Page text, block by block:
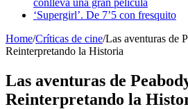
‘Supergirl’. De 7’5 con fresquito
Home/Críticas de cine/Las aventuras de
Reinterpretando la Historia
Las aventuras de
Reinterpretando la